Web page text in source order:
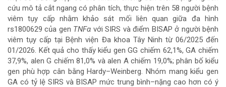
chính
của
bài
viết
cứu mô tả cắt ngang có phân tích, thực hiện trên 58 người bệnh
viêm tụy cấp nhằm khảo sát mối liên quan giữa đa hình
rs1800629 của gen TNFα với SIRS và điểm BISAP ở người bệnh
viêm tụy cấp tại Bệnh viện Đa khoa Tây Ninh từ 06/2025 đến
01/2026. Kết quả cho thấy kiểu gen GG chiếm 62,1%, GA chiếm
37,9%, alen G chiếm 81,0% và alen A chiếm 19,0%; phân bố kiểu
gen phù hợp cân bằng Hardy–Weinberg. Nhóm mang kiểu gen
GA có tỷ lệ SIRS và BISAP mức trung bình–nặng cao hơn có ý